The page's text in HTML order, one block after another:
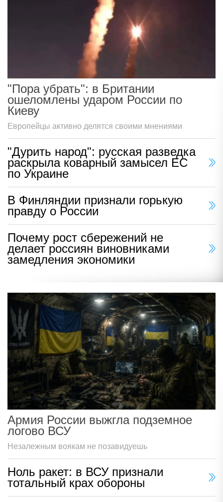
"Пора убрать": в Британии
ошеломлены ударом России по
Киеву
Европейцы активно делятся своими мнениями
"Дурить народ": русская разведка
раскрыла коварный замысел ЕС
по Украине
В Финляндии признали горькую
правду о России
Почему рост сбережений не
делает россиян виновниками
замедления экономики
Армия России выжгла подземное
логово ВСУ
Незалежным воякам не позавидуешь
Ноль ракет: в ВСУ признали
тотальный крах обороны